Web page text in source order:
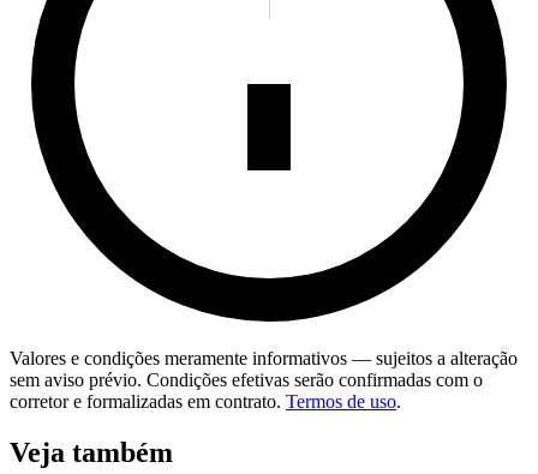
Valores e condições meramente informativos — sujeitos a alteração
sem aviso prévio. Condições efetivas serão confirmadas com o
corretor e formalizadas em contrato. Termos de uso.
Veja também